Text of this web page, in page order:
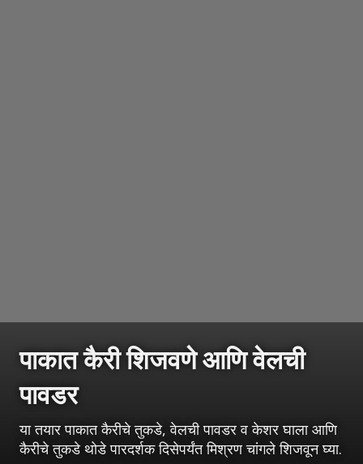
पाकात कैरी शिजवणे आणि वेलची
पावडर
या तयार पाकात कैरीचे तुकडे, वेलची पावडर व केशर घाला आणि
कैरीचे तुकडे थोडे पारदर्शक दिसेपर्यंत मिश्रण चांगले शिजवून घ्या.